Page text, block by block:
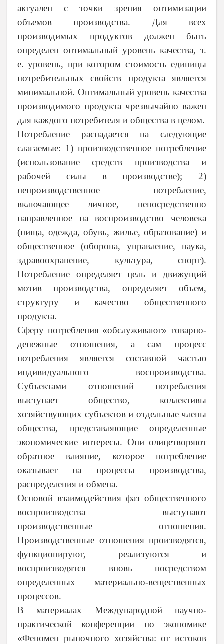
актуален с точки зрения оптимизации
объемов производства. Для всех
производимых продуктов должен быть
определен оптимальный уровень качества, т.
е. уровень, при котором стоимость единицы
потребительных свойств продукта является
минимальной. Оптимальный уровень качества
производимого продукта чрезвычайно важен
для каждого потребителя и общества в целом.
Потребление распадается на следующие
слагаемые: 1) производственное потребление
(использование средств производства и
рабочей силы в производстве); 2)
непроизводственное потребление,
включающее личное, непосредственно
направленное на воспроизводство человека
(пища, одежда, обувь, жилье, образование) и
общественное (оборона, управление, наука,
здравоохранение, культура, спорт).
Потребление определяет цель и движущий
мотив производства, определяет объем,
структуру и качество общественного
продукта.
Сферу потребления «обслуживают» товарно-
денежные отношения, а сам процесс
потребления является составной частью
индивидуального воспроизводства.
Субъектами отношений потребления
выступает общество, коллективы
хозяйствующих субъектов и отдельные члены
общества, представляющие определенные
экономические интересы. Они олицетворяют
обратное влияние, которое потребление
оказывает на процессы производства,
распределения и обмена.
Основой взаимодействия фаз общественного
воспроизводства выступают
производственные отношения.
Производственные отношения производятся,
функционируют, реализуются и
воспроизводятся вновь посредством
определенных материально-вещественных
процессов.
В материалах Международной научно-
практической конференции по экономике
«Феномен рыночного хозяйства: от истоков